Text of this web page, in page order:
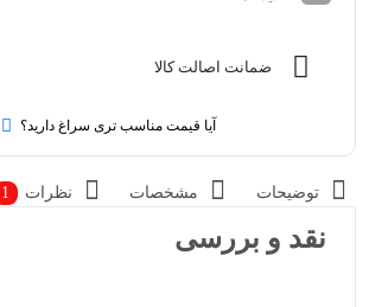
ضمانت اصالت کالا
آیا قیمت مناسب تری سراغ دارید؟
توضیحات مشخصات نظرات 1
نقد و بررسی